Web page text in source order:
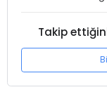
Takip